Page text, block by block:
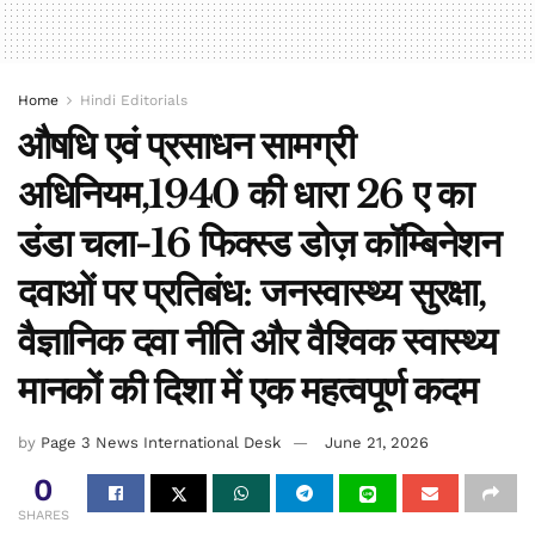
Home Hindi Editorials
औषधि एवं प्रसाधन सामग्री
अधिनियम,1940 की धारा 26 ए का
डंडा चला-16 फिक्स्ड डोज़ कॉम्बिनेशन
दवाओं पर प्रतिबंध: जनस्वास्थ्य सुरक्षा,
वैज्ञानिक दवा नीति और वैश्विक स्वास्थ्य
मानकों की दिशा में एक महत्वपूर्ण कदम
by Page 3 News International Desk June 21, 2026
0
SHARES